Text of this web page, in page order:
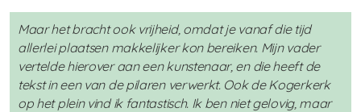
Maar het bracht ook vrijheid, omdat je vanaf die tijd
allerlei plaatsen makkelijker kon bereiken. Mijn vader
vertelde hierover aan een kunstenaar, en die heeft de
tekst in een van de pilaren verwerkt. Ook de Kogerkerk
op het plein vind ik fantastisch. Ik ben niet gelovig, maar